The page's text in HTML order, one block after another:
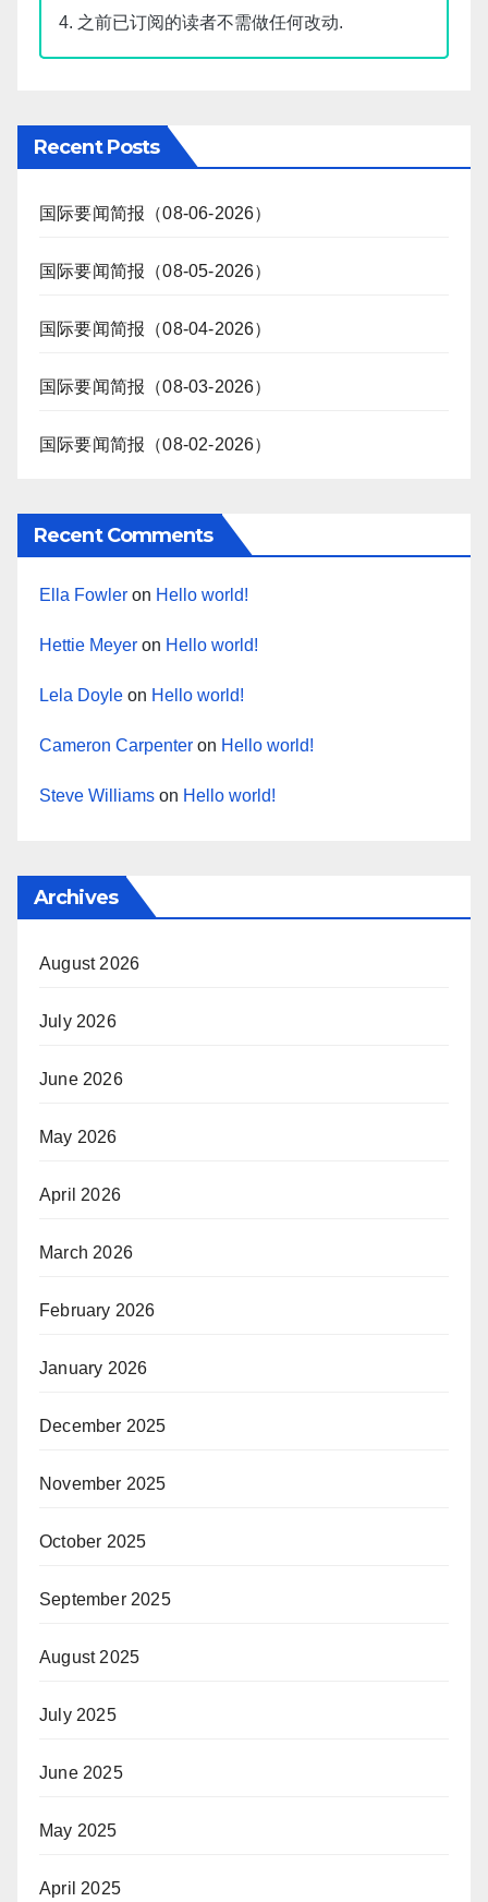
4. 之前已订阅的读者不需做任何改动.
Recent Posts
国际要闻简报（08-06-2026）
国际要闻简报（08-05-2026）
国际要闻简报（08-04-2026）
国际要闻简报（08-03-2026）
国际要闻简报（08-02-2026）
Recent Comments
Ella Fowler on Hello world!
Hettie Meyer on Hello world!
Lela Doyle on Hello world!
Cameron Carpenter on Hello world!
Steve Williams on Hello world!
Archives
August 2026
July 2026
June 2026
May 2026
April 2026
March 2026
February 2026
January 2026
December 2025
November 2025
October 2025
September 2025
August 2025
July 2025
June 2025
May 2025
April 2025